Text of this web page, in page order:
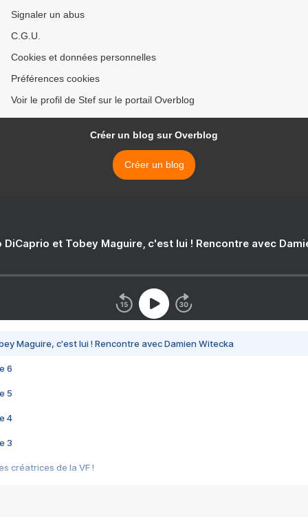
Signaler un abus
C.G.U.
Cookies et données personnelles
Préférences cookies
Voir le profil de Stef sur le portail Overblog
Créer un blog sur Overblog
Créer un blog
DiCaprio et Tobey Maguire, c'est lui ! Rencontre avec
Maguire, c'est lui ! Rencontre avec Damien Witecka
6
5
4
3
créatrices de la VF !